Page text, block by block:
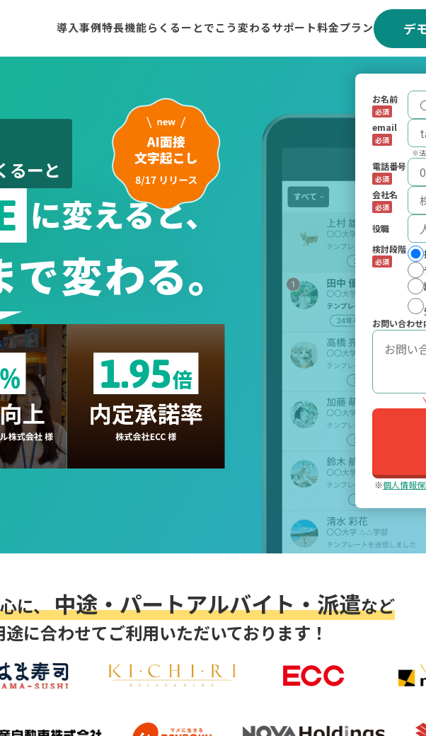
導入事例特長機能らくるーとでこう変わるサポート料金プラン デ
るーと
。
お名前
必須
email
必須
※法
電話番号
必須
会社名
必須
役職
検討段階
必須
お問い合わ
※個人情報
に、中途・パートアルバイト・派遣など
途に合わせてご利用いただいております！